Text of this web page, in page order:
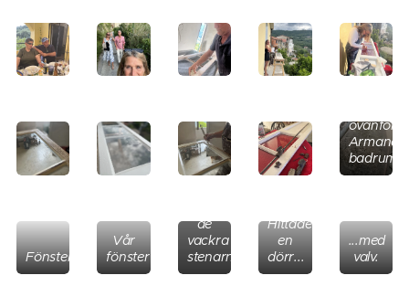
ovanför
badrum.
Fönsterverkstad.
Vår
fönsterverkstad.
ner
lös
puts
för
de
vackra
stenarna.
Hittade
en
dörr...
...med
valv.